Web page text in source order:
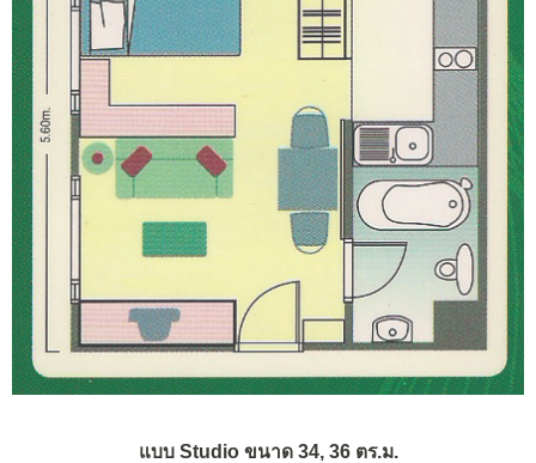
แบบ Studio ขนาด 34, 36 ตร.ม.